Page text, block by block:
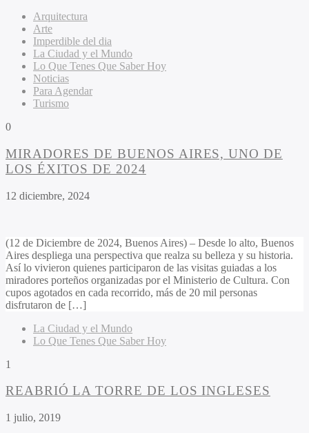
Arquitectura
Arte
Imperdible del dia
La Ciudad y el Mundo
Lo Que Tenes Que Saber Hoy
Noticias
Para Agendar
Turismo
0
MIRADORES DE BUENOS AIRES, UNO DE
LOS ÉXITOS DE 2024
12 diciembre, 2024
(12 de Diciembre de 2024, Buenos Aires) – Desde lo alto, Buenos
Aires despliega una perspectiva que realza su belleza y su historia.
Así lo vivieron quienes participaron de las visitas guiadas a los
miradores porteños organizadas por el Ministerio de Cultura. Con
cupos agotados en cada recorrido, más de 20 mil personas
disfrutaron de […]
La Ciudad y el Mundo
Lo Que Tenes Que Saber Hoy
1
REABRIÓ LA TORRE DE LOS INGLESES
1 julio, 2019